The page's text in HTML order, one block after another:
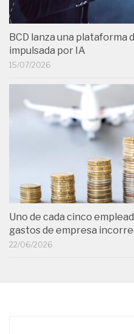
BCD lanza una plataforma
impulsada por IA
15/07/2026
Uno de cada cinco
gastos de empresa
22/06/2026